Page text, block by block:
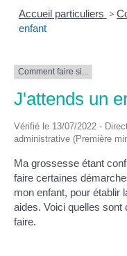
Accueil particuliers >
enfant
Comment faire si...
J'attends un
Vérifié le 13/07/2022 -
administrative (Première
Ma grossesse étant
faire certaines
mon enfant, pour établir
aides. Voici quelles
faire.